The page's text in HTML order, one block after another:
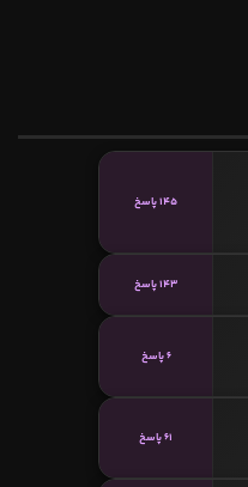
145 پاسخ
143 پاسخ
6 پاسخ
61 پاسخ